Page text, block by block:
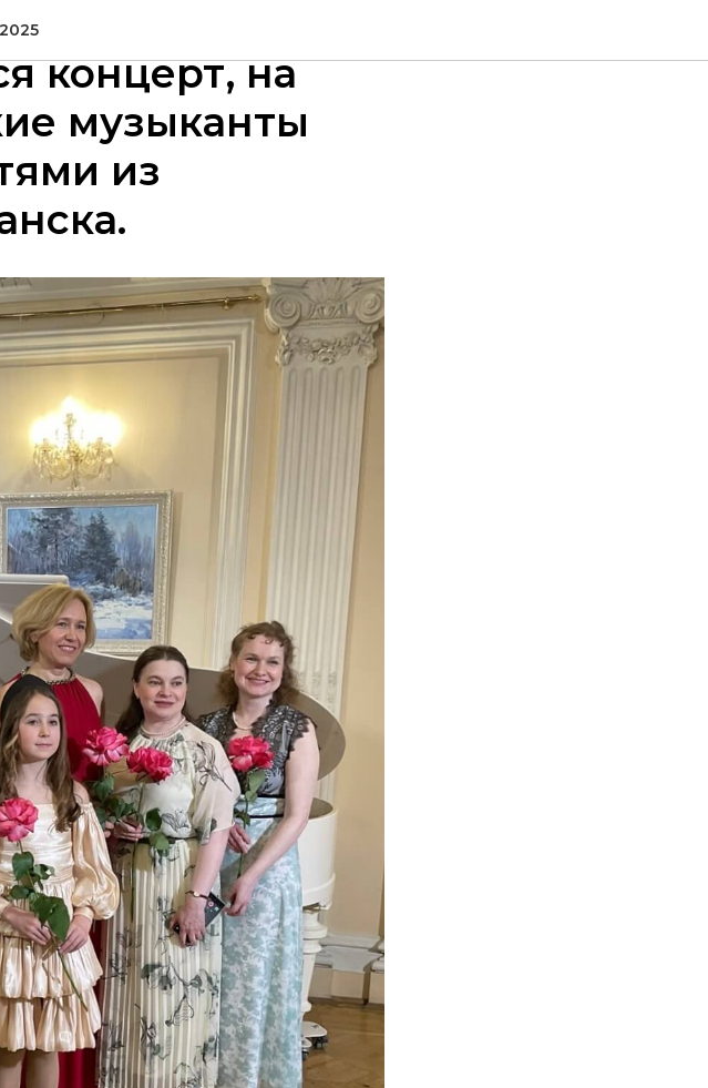
центре Елены
концерт, на
музыканты
из